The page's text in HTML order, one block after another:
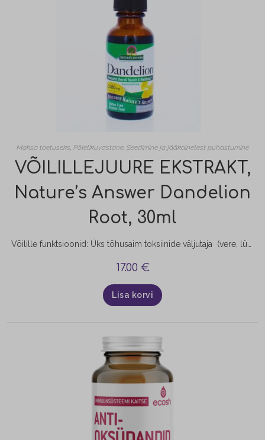
Maksa toetuseks, Põletikuvastane, Seedimine ja jääkainetest puhastumine
VÕILILLEJUURE EKSTRAKT,
Nature’s Answer Dandelion
Root, 30ml
17.00 €
Lisa korvi